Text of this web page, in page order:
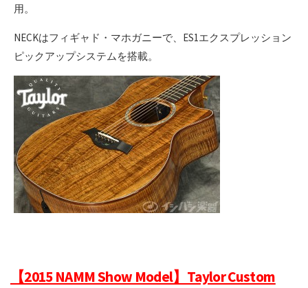
用。
NECKはフィギャド・マホガニーで、ES1エクスプレッション
ピックアップシステムを搭載。
【2015 NAMM Show Model】Taylor Custom